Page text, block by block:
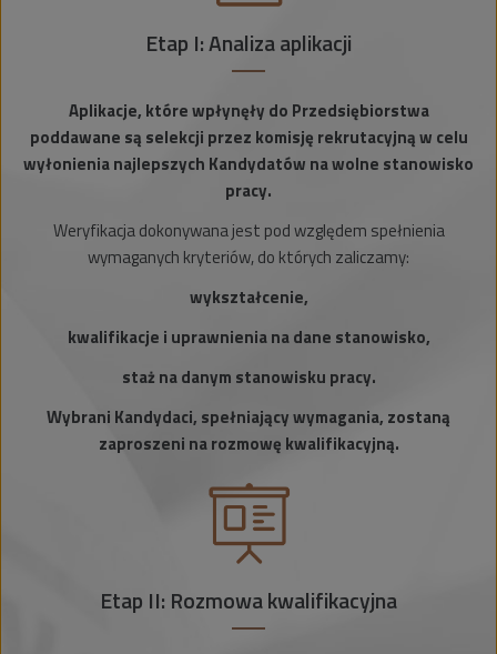
Etap I: Analiza aplikacji
Aplikacje, które wpłynęły do Przedsiębiorstwa
poddawane są selekcji przez komisję rekrutacyjną w celu
wyłonienia najlepszych Kandydatów na wolne stanowisko
pracy.
Weryfikacja dokonywana jest pod względem spełnienia
wymaganych kryteriów, do których zaliczamy:
wykształcenie,
kwalifikacje i uprawnienia na dane stanowisko,
staż na danym stanowisku pracy.
Wybrani Kandydaci, spełniający wymagania, zostaną
zaproszeni na rozmowę kwalifikacyjną.
Etap II: Rozmowa kwalifikacyjna